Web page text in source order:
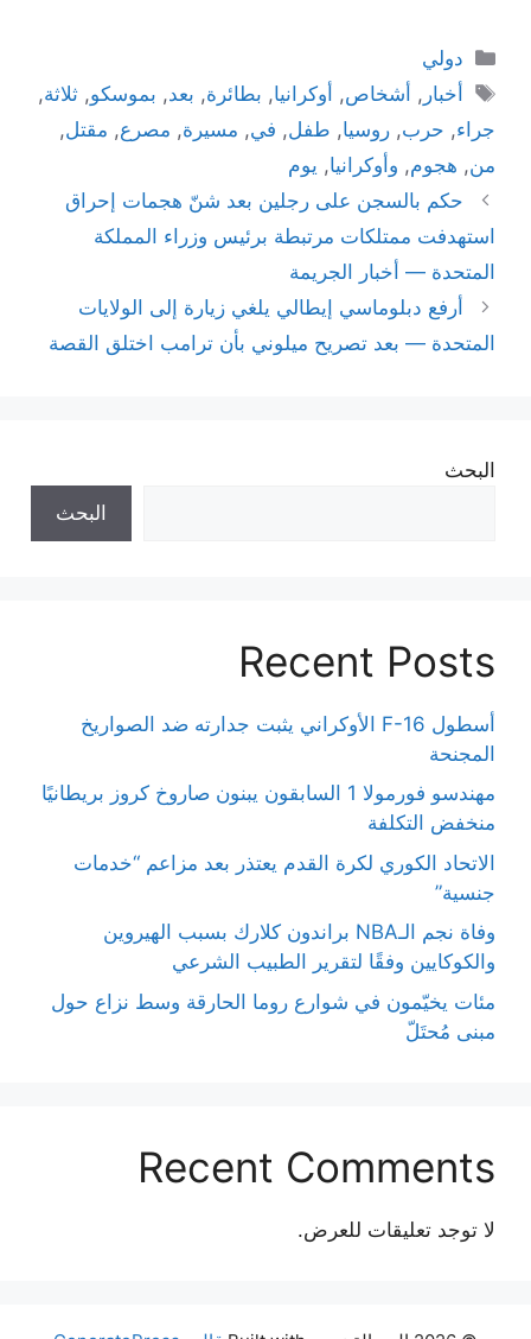
التصنيفات
دولي
الوسوم
أخبار , أشخاص, أوكرانيا, بطائرة, بعد, بموسكو,ثلاثة,
جراء, حرب, روسيا, طفل, في, مسيرة, مصرع, مقتل,
من, هجوم, وأوكرانيا, يوم
حكم بالسجن على رجلين بعد شنّ هجمات إحراق
استهدفت ممتلكات مرتبطة برئيس وزراء المملكة
المتحدة — أخبار الجريمة
أرفع دبلوماسي إيطالي يلغي زيارة إلى الولايات
المتحدة — بعد تصريح ميلوني بأن ترامب اختلق القصة
البحث
البحث
Recent Posts
أسطول F-16 الأوكراني يثبت جدارته ضد الصواريخ
المجنحة
مهندسو فورمولا 1 السابقون يبنون صاروخ كروز بريطانيًا
منخفض التكلفة
الاتحاد الكوري لكرة القدم يعتذر بعد مزاعم “خدمات
جنسية”
وفاة نجم الـNBA براندون كلارك بسبب الهيروين
والكوكايين وفقًا لتقرير الطبيب الشرعي
مئات يخيّمون في شوارع روما الحارقة وسط نزاع حول
مبنى مُحتَلّ
Recent Comments
لا توجد تعليقات للعرض.